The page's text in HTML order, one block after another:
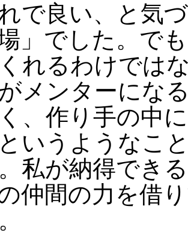
で良い、と気
」でした。で
れるわけでは
メンターにな
、作り手の中
いうようなこ
私が納得でき
仲間の力を借